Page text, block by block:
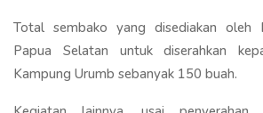
Total sembako yang disediakan oleh
Papua Selatan untuk diserahkan
Kampung Urumb sebanyak 150 buah.